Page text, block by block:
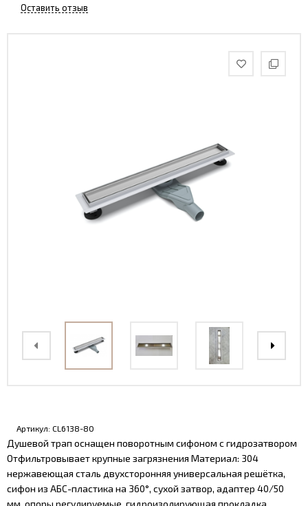
Оставить отзыв
Артикул: CL6138-80
Душевой трап оснащен поворотным сифоном с гидрозатвором
Отфильтровывает крупные загрязнения Материал: 304
нержавеющая сталь двухсторонняя универсальная решётка,
сифон из АБС-пластика на 360°, сухой затвор, адаптер 40/50
мм, опоры регулируемые, гидроизолирующая прокладка.